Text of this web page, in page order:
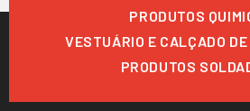
PRODUTOS
VESTUÁRIO E CALÇADO
PRODUTOS